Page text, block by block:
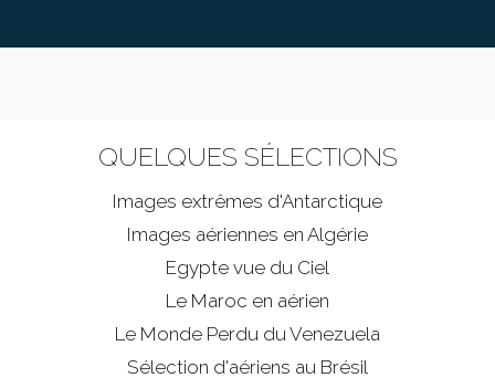
QUELQUES SÉLECTIONS
Images extrêmes d'Antarctique
Images aériennes en Algérie
Egypte vue du Ciel
Le Maroc en aérien
Le Monde Perdu du Venezuela
Sélection d'aériens au Brésil